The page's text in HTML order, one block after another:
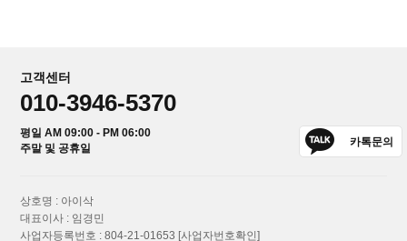
고객센터
010-3946-5370
평일 AM 09:00 - PM 06:00
주말 및 공휴일
카톡문의
상호명 : 아이삭
대표이사 : 임경민
사업자등록번호 : 804-21-01653 [사업자번호확인]